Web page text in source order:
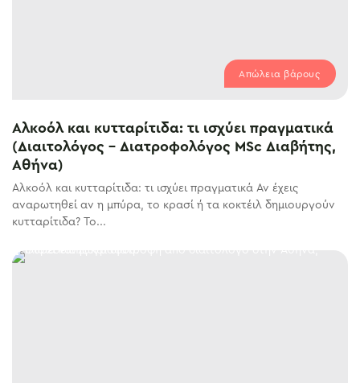
Απώλεια βάρους
Αλκοόλ και κυτταρίτιδα: τι ισχύει πραγματικά
(Διαιτολόγος – Διατροφολόγος MSc Διαβήτης,
Αθήνα)
Αλκοόλ και κυτταρίτιδα: τι ισχύει πραγματικά Αν έχεις
αναρωτηθεί αν η μπύρα, το κρασί ή τα κοκτέιλ δημιουργούν
κυτταρίτιδα? Το...